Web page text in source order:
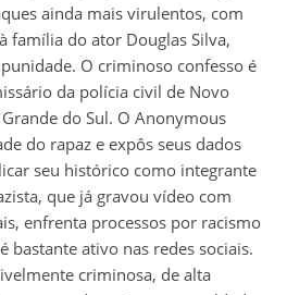
ainda mais virulentos, com
família do ator Douglas Silva,
O criminoso confesso é
da polícia civil de Novo
do Sul. O Anonymous
do rapaz e expôs seus dados
seu histórico como integrante
que já gravou vídeo com
enfrenta processos por racismo
bastante ativo nas redes sociais.
criminosa, de alta